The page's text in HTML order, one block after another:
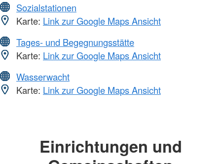
Sozialstationen
Karte: Link zur Google Maps Ansicht
Tages- und Begegnungsstätte
Karte: Link zur Google Maps Ansicht
Wasserwacht
Karte: Link zur Google Maps Ansicht
Einrichtungen und